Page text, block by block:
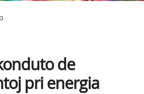
de
pri energia